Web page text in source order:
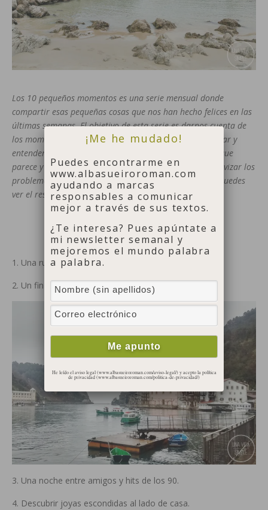
Los 10 pequeños momentos es una serie mensual donde
compartir esas pequeñas cosas que nos han hecho felices en las
últimas semanas. El objetivo de esta serie es darnos cuenta de
los momentos por los que vale la pena estar vivo, analizar y
entender que éstos surgen mucho más a menudo de lo que
parece y así valorar lo que tenemos y ayudarnos a relativizar los
problemas que hayan podido surgir en nuestras vidas. Puedes
ver el resto de los “10 pequeños momentos” aquí
1. Una ruta en bici y en familia.
2. Un fin de semana con gente querida.
3. Una noche entre amigos y hits de los 90.
4. Descubrir joyas escondidas al lado de casa.
¡Me he mudado!
Puedes encontrarme en
www.albasueiroroman.com
ayudando a marcas
responsables a comunicar
mejor a través de sus textos.
¿Te interesa? Pues apúntate a
mi newsletter semanal y
mejoremos el mundo palabra
a palabra.
He leído el aviso legal (www.albasueiroroman.com/aviso-legal/) y acepto la política
de privacidad (www.albasueiroroman.com/politica-de-privacidad/)